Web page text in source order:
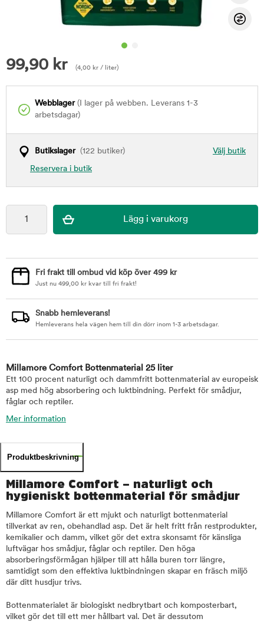
99,90 kr (4,00 kr / liter)
Webblager(I lager på webben. Leverans 1-3
arbetsdagar)
Välj butik
Butikslager(122 butiker)
Reservera i butik
Fri frakt till ombud vid köp över 499 kr
Just nu 499,00 kr kvar till fri frakt!
Snabb hemleverans!
Hemleverans hela vägen hem till din dörr inom 1-3 arbetsdagar.
Millamore Comfort Bottenmaterial 25 liter
Ett 100 procent naturligt och dammfritt bottenmaterial av europeisk
asp med hög absorbering och luktbindning. Perfekt för smådjur,
fåglar och reptiler.
Mer information
Produktbeskrivning
Millamore Comfort – naturligt och
hygieniskt bottenmaterial för smådjur
Millamore Comfort är ett mjukt och naturligt bottenmaterial
tillverkat av ren, obehandlad asp. Det är helt fritt från restprodukter,
kemikalier och damm, vilket gör det extra skonsamt för känsliga
luftvägar hos smådjur, fåglar och reptiler. Den höga
absorberingsförmågan hjälper till att hålla buren torr längre,
samtidigt som den effektiva luktbindningen skapar en fräsch miljö
där ditt husdjur trivs.
Bottenmaterialet är biologiskt nedbrytbart och komposterbart,
vilket gör det till ett mer hållbart val. Det är dessutom